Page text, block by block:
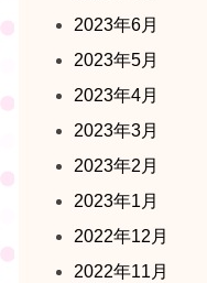
2023年6月
2023年5月
2023年4月
2023年3月
2023年2月
2023年1月
2022年12月
2022年11月